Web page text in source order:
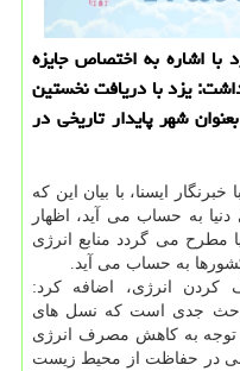
اشاره به اختصاص جایزه
داشت: یزد با دریافت نخستین
شهر پایدار تاریخی در
ایسنا، با بیان این كه
دنیا به حساب می آید، اظهار
مطرح می گردد منابع انرژی
به حساب می آید.
انرژی، اضافه كرد:
جدی است كه نسل های
توجه به كاهش مصرف انرژی
در حفاظت از محیط زیست